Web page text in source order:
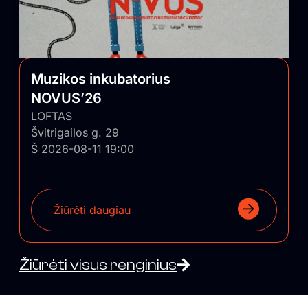
Muzikos inkubatorius
NOVUS’26
LOFTAS
Švitrigailos g. 29
Š 2026-08-11 19:00
Žiūrėti daugiau
Žiūrėti visus renginius